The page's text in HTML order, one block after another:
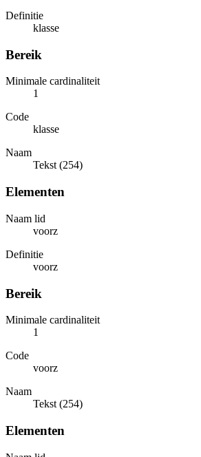
Definitie
klasse
Bereik
Minimale cardinaliteit
1
Code
klasse
Naam
Tekst (254)
Elementen
Naam lid
voorz
Definitie
voorz
Bereik
Minimale cardinaliteit
1
Code
voorz
Naam
Tekst (254)
Elementen